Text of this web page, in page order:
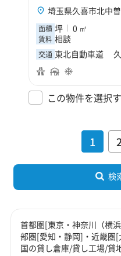
埼玉県久喜市北中
面積 坪 0 ㎡
賃料 相談
交通 東北自動車道
この物件を選択
1
検
首都圏[東京・神奈川（横
部圏[愛知・静岡]・近畿圏
国の貸し倉庫/貸し工場/貸